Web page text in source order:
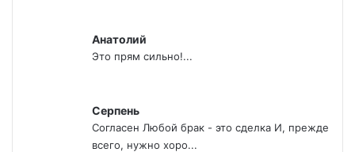
Анатолий
Это прям сильно!...
Серпень
Согласен Любой брак - это сделка И, прежде
всего, нужно хоро...